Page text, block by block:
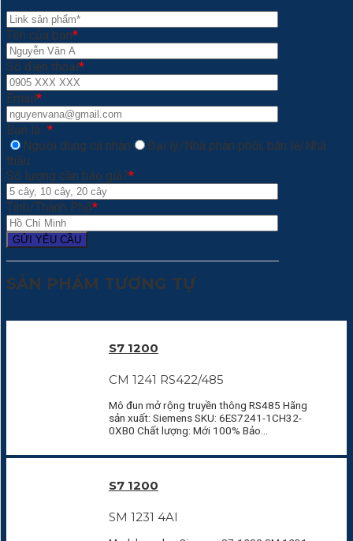
Tên của bạn*
Số điện thoại*
Email*
Bạn là... *
Người dùng cá nhân
Đại lý/Nhà phân phối, bán lẻ/Nhà
thầu…
Số lượng cần báo giá?*
Tỉnh/Thành Phố*
SẢN PHẨM TƯƠNG TỰ
S7 1200
CM 1241 RS422/485
Mô đun mở rộng truyền thông RS485 Hãng
sản xuất: Siemens SKU: 6ES7241-1CH32-
0XB0 Chất lượng: Mới 100% Bảo…
S7 1200
SM 1231 4AI